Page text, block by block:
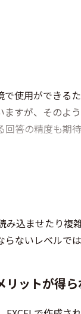
使用ができる
すが、そのよ
答の精度も期
み込ませたり複
ないレベルで
ットが得ら